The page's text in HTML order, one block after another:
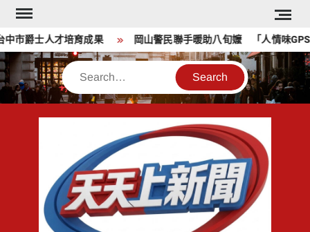
Skip
content
爵士人才培育成果 岡山警民聯手暖助八旬嬤 「人情味GPS」
Search